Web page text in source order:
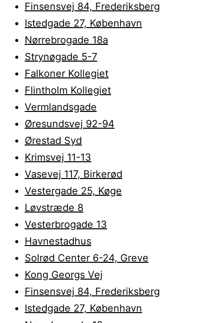
Finsensvej 84, Frederiksberg
Istedgade 27, København
Nørrebrogade 18a
Strynøgade 5-7
Falkoner Kollegiet
Flintholm Kollegiet
Vermlandsgade
Øresundsvej 92-94
Ørestad Syd
Krimsvej 11-13
Vasevej 117, Birkerød
Vestergade 25, Køge
Løvstræde 8
Vesterbrogade 13
Havnestadhus
Solrød Center 6-24, Greve
Kong Georgs Vej
Finsensvej 84, Frederiksberg
Istedgade 27, København